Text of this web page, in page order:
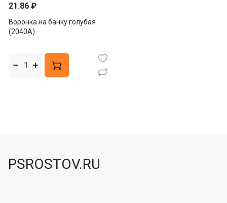
21.86 ₽
Воронка на банку голубая
(2040А)
PSROSTOV.RU